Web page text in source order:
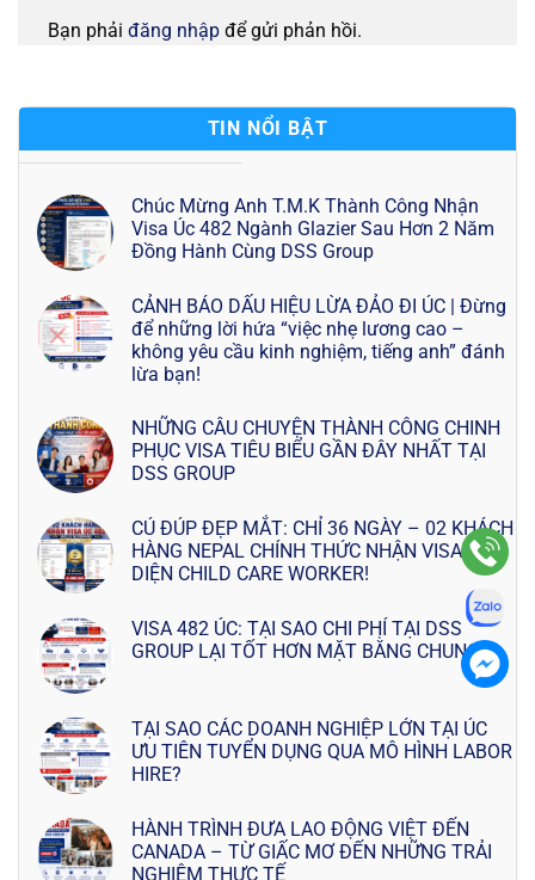
Bạn phải đăng nhập để gửi phản hồi.
TIN NỔI BẬT
Chúc Mừng Anh T.M.K Thành Công Nhận
Visa Úc 482 Ngành Glazier Sau Hơn 2 Năm
Đồng Hành Cùng DSS Group
CẢNH BÁO DẤU HIỆU LỪA ĐẢO ĐI ÚC | Đừng
để những lời hứa “việc nhẹ lương cao –
không yêu cầu kinh nghiệm, tiếng anh” đánh
lừa bạn!
NHỮNG CÂU CHUYỆN THÀNH CÔNG CHINH
PHỤC VISA TIÊU BIỂU GẦN ĐÂY NHẤT TẠI
DSS GROUP
CÚ ĐÚP ĐẸP MẮT: CHỈ 36 NGÀY – 02 KHÁCH
HÀNG NEPAL CHÍNH THỨC NHẬN VISA 482
DIỆN CHILD CARE WORKER!
VISA 482 ÚC: TẠI SAO CHI PHÍ TẠI DSS
GROUP LẠI TỐT HƠN MẶT BẰNG CHUNG?
TẠI SAO CÁC DOANH NGHIỆP LỚN TẠI ÚC
ƯU TIÊN TUYỂN DỤNG QUA MÔ HÌNH LABOR
HIRE?
HÀNH TRÌNH ĐƯA LAO ĐỘNG VIỆT ĐẾN
CANADA – TỪ GIẤC MƠ ĐẾN NHỮNG TRẢI
NGHIỆM THỰC TẾ